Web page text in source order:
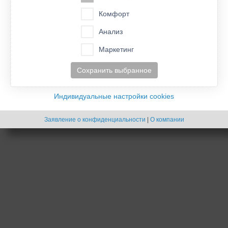
Комфорт
Анализ
Маркетинг
Сохранить выбранное
Индивидуальные настройки cookies
Заявление о конфиденциальности О компании